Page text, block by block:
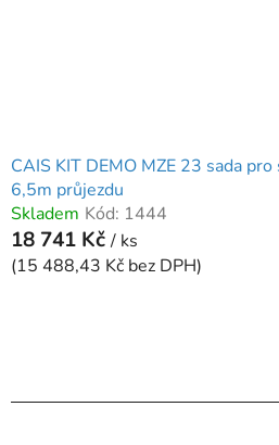
CAIS KIT DEMO MZE 23 sada
6,5m průjezdu
Skladem Kód: 1444
18 741 Kč / ks
(15 488,43 Kč bez DPH)